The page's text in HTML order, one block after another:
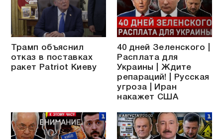
Трамп объяснил
отказ в поставках
ракет Patriot Киеву
40 дней Зеленского |
Расплата для
Украины | Ждите
репараций! | Русская
угроза | Иран
накажет США